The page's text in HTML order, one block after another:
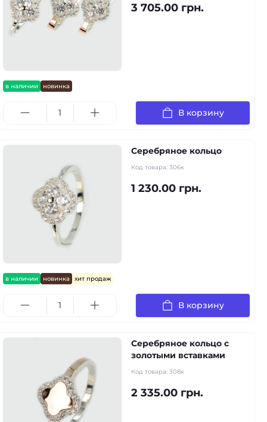
в наличии новинка
3 705.00 грн.
В корзину
в наличии новинка хит продаж
Серебряное кольцо
Код товара: 306к
1 230.00 грн.
В корзину
Серебряное кольцо с
золотыми вставками
Код товара: 308к
2 335.00 грн.